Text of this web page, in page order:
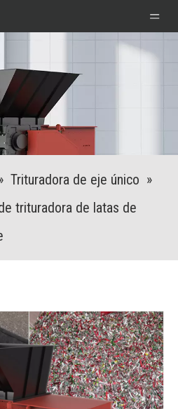
Trituradora de eje único »
trituradora de latas de